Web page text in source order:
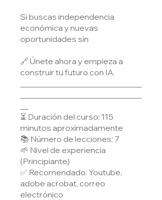
Si buscas independencia
económica y nuevas
oportunidades sin
🔗 Únete ahora y empieza a
construir tu futuro con IA.
⏳ Duración del curso: 115
minutos aproximadamente
📚 Número de lecciones: 7
🌱 Nivel de experiencia
(Principiante)
✅ Recomendado: Youtube,
adobe acrobat, correo
electrónico